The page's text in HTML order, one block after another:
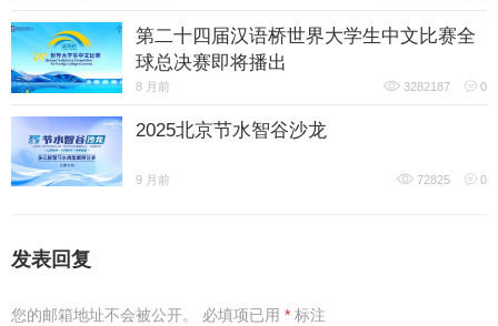
第二十四届汉语桥世界大学生中文比赛全
球总决赛即将播出
8 月前 3282187 0
2025北京节水智谷沙龙
9 月前 72825 0
发表回复
您的邮箱地址不会被公开。 必填项已用 * 标注